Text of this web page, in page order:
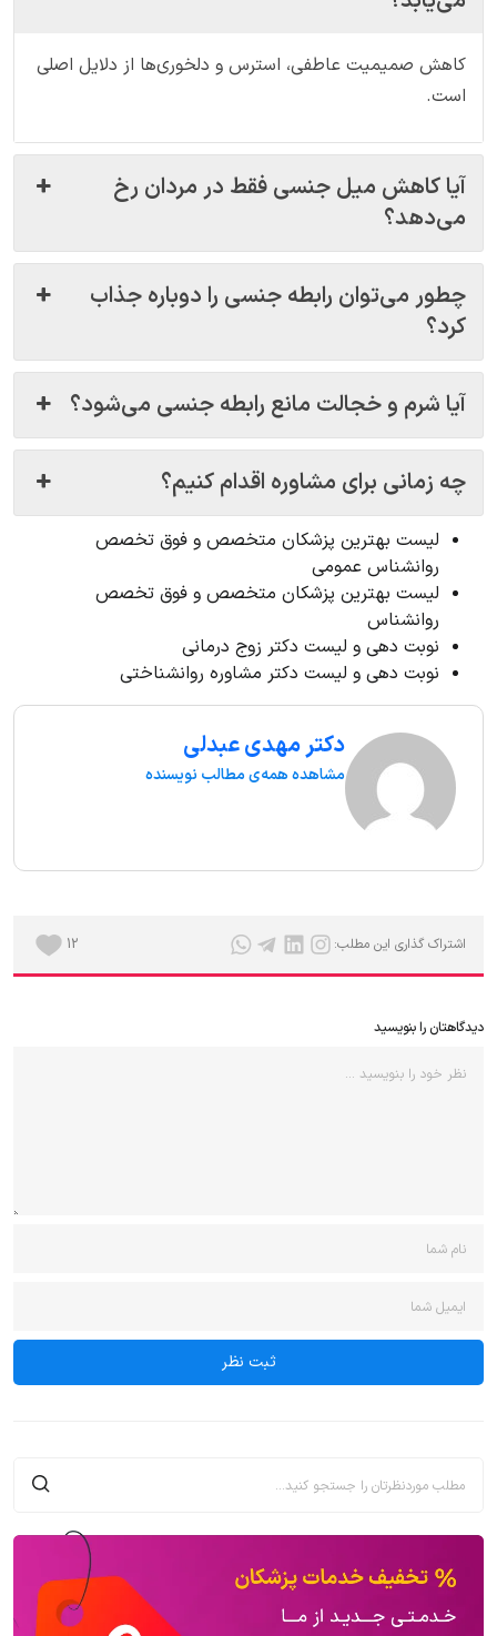
کاهش صمیمیت عاطفی، استرس و دلخوری‌ها از دلایل اصلی
است.
آیا کاهش میل جنسی فقط در مردان رخ
می‌دهد؟
چطور می‌توان رابطه جنسی را دوباره جذاب
کرد؟
آیا شرم و خجالت مانع رابطه جنسی می‌شود؟
چه زمانی برای مشاوره اقدام کنیم؟
لیست بهترین پزشکان متخصص و فوق تخصص
روانشناس عمومی
لیست بهترین پزشکان متخصص و فوق تخصص
روانشناس
نوبت دهی و لیست دکتر زوج درمانی
نوبت دهی و لیست دکتر مشاوره روانشناختی
دکتر مهدی عبدلی
مشاهده همه‌ی مطالب نویسنده
اشتراک گذاری این مطلب: 12
دیدگاهتان را بنویسید